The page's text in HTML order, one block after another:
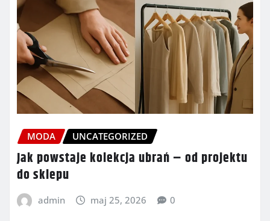
MODA UNCATEGORIZED
Jak powstaje kolekcja ubrań – od projektu
do sklepu
admin maj 25, 2026 0